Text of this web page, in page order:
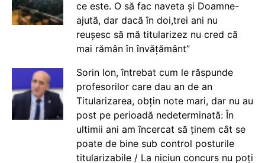
ce este. O să fac naveta și Doamne-
ajută, dar dacă în doi,trei ani nu
reușesc să mă titularizez nu cred că
mai rămân în învățământ”
Sorin Ion, întrebat cum le răspunde
profesorilor care dau an de an
Titularizarea, obțin note mari, dar nu au
post pe perioadă nedeterminată: În
ultimii ani am încercat să ținem cât se
poate de bine sub control posturile
titularizabile / La niciun concurs nu poți